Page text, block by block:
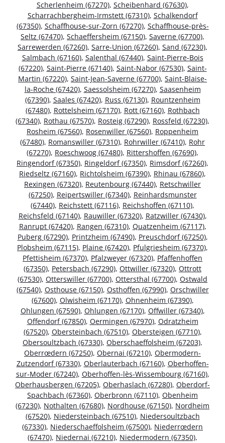
Scherlenheim (67270), Scheibenhard (67630),
Scharrachbergheim-Irmstett (67310), Schalkendorf
(67350), Schaffhouse-sur-Zorn (67270), Schaffhouse-près-
Seltz (67470), Schaeffersheim (67150), Saverne (67700),
Sarrewerden (67260), Sarre-Union (67260), Sand (67230),
Salmbach (67160), Salenthal (67440), Saint-Pierre-Bois
(67220), Saint-Pierre (67140), Saint-Nabor (67530), Saint-
Martin (67220), Saint-Jean-Saverne (67700), Saint-Blaise-
la-Roche (67420), Saessolsheim (67270), Saasenheim
(67390), Saales (67420), Russ (67130), Rountzenheim
(67480), Rottelsheim (67170), Rott (67160), Rothbach
(67340), Rothau (67570), Rosteig (67290), Rossfeld (67230),
Rosheim (67560), Rosenwiller (67560), Roppenheim
(67480), Romanswiller (67310), Rohrwiller (67410), Rohr
(67270), Roeschwoog (67480), Rittershoffen (67690),
Ringendorf (67350), Ringeldorf (67350), Rimsdorf (67260),
Riedseltz (67160), Richtolsheim (67390), Rhinau (67860),
Rexingen (67320), Reutenbourg (67440), Retschwiller
(67250), Reipertswiller (67340), Reinhardsmunster
(67440), Reichstett (67116), Reichshoffen (67110),
Reichsfeld (67140), Rauwiller (67320), Ratzwiller (67430),
Ranrupt (67420), Rangen (67310), Quatzenheim (67117),
Puberg (67290), Printzheim (67490), Preuschdorf (67250),
Plobsheim (67115), Plaine (67420), Pfulgriesheim (67370),
Pfettisheim (67370), Pfalzweyer (67320), Pfaffenhoffen
(67350), Petersbach (67290), Ottwiller (67320), Ottrott
(67530), Otterswiller (67700), Ottersthal (67700), Ostwald
(67540), Osthouse (67150), Osthoffen (67990), Orschwiller
(67600), Olwisheim (67170), Ohnenheim (67390),
Ohlungen (67590), Ohlungen (67170), Offwiller (67340),
Offendorf (67850), Oermingen (67970), Odratzheim
(67520), Obersteinbach (67510), Obersteigen (67710),
Obersoultzbach (67330), Oberschaeffolsheim (67203),
Oberrœdern (67250), Obernai (67210), Obermodern-
Zutzendorf (67330), Oberlauterbach (67160), Oberhoffen-
sur-Moder (67240), Oberhoffen-lès-Wissembourg (67160),
Oberhausbergen (67205), Oberhaslach (67280), Oberdorf-
Spachbach (67360), Oberbronn (67110), Obenheim
(67230), Nothalten (67680), Nordhouse (67150), Nordheim
(67520), Niedersteinbach (67510), Niedersoultzbach
(67330), Niederschaeffolsheim (67500), Niederrœdern
(67470), Niedernai (67210), Niedermodern (67350),